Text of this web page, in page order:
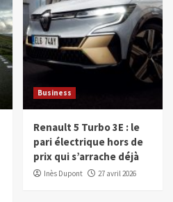
Business
Renault 5 Turbo 3E : le
pari électrique hors de
prix qui s’arrache déjà
Inès Dupont 27 avril 2026